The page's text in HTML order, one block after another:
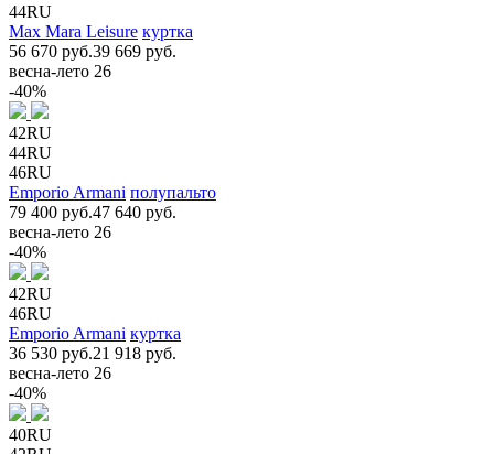
44RU
Max Mara Leisure куртка
56 670 руб.39 669 руб.
весна-лето 26
-40%
42RU
44RU
46RU
Emporio Armani полупальто
79 400 руб.47 640 руб.
весна-лето 26
-40%
42RU
46RU
Emporio Armani куртка
36 530 руб.21 918 руб.
весна-лето 26
-40%
40RU